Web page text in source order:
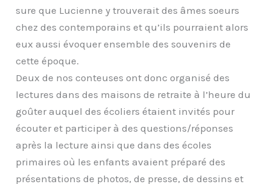
sure que Lucienne y trouverait des âmes soeurs
chez des contemporains et qu’ils pourraient alors
eux aussi évoquer ensemble des souvenirs de
cette époque.
Deux de nos conteuses ont donc organisé des
lectures dans des maisons de retraite à l’heure du
goûter auquel des écoliers étaient invités pour
écouter et participer à des questions/réponses
après la lecture ainsi que dans des écoles
primaires où les enfants avaient préparé des
présentations de photos, de presse, de dessins et